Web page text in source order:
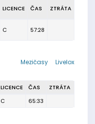
LICENCE ČAS ZTRÁTA
C 57:28
Livelox
Mezičasy
LICENCE ČAS
ZTRÁTA
C 65:33